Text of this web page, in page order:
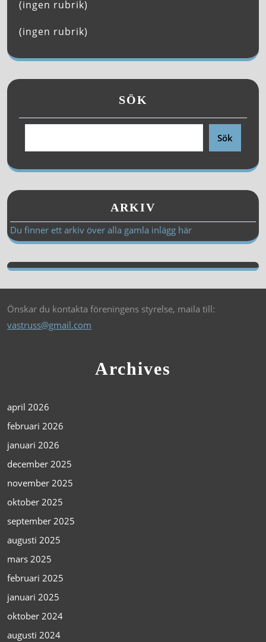
(ingen rubrik)
(ingen rubrik)
SÖK
Sök
ARKIV
Du finner ett arkiv över alla gamla inlägg här
Önskar du kontakta föreningens styrelse, maila till:
vastruss@gmail.com
Archives
april 2026
februari 2026
januari 2026
december 2025
november 2025
oktober 2025
september 2025
augusti 2025
mars 2025
februari 2025
januari 2025
oktober 2024
augusti 2024